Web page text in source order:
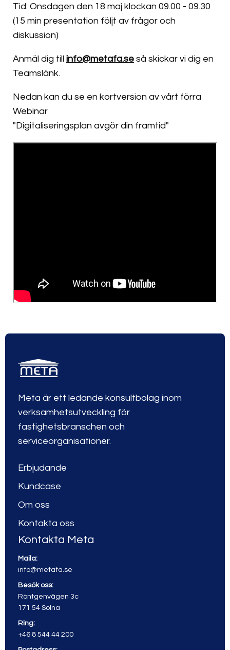
Tid: Onsdagen den 18 maj klockan 09.00 - 09.30
(15 min presentation följt av frågor och
diskussion)
Anmäl dig till info@metafa.se så skickar vi dig en
Teamslänk.
Nedan kan du se en kortversion av vårt förra
Webinar
"Digitaliseringsplan avgör din framtid"
Meta är ett ledande konsultbolag inom
verksamhetsutveckling för
fastighetsbranschen och
serviceorganisationer.
Erbjudande
Kundcase
Om oss
Kontakta oss
Kontakta Meta
Maila:
info@metafa.se
Besök oss:
Röntgenvägen 3c
171 54 Solna
Ring:
+46 8 544 44 200